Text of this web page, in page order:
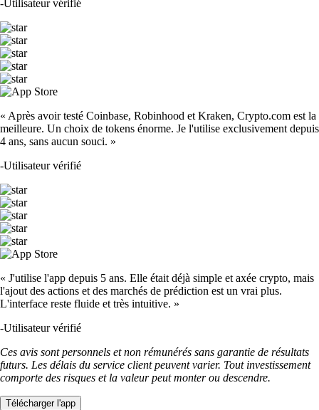
-Utilisateur vérifié
« Après avoir testé Coinbase, Robinhood et Kraken, Crypto.com est la
meilleure. Un choix de tokens énorme. Je l'utilise exclusivement depuis
4 ans, sans aucun souci. »
-Utilisateur vérifié
« J'utilise l'app depuis 5 ans. Elle était déjà simple et axée crypto, mais
l'ajout des actions et des marchés de prédiction est un vrai plus.
L'interface reste fluide et très intuitive. »
-Utilisateur vérifié
Ces avis sont personnels et non rémunérés sans garantie de résultats
futurs. Les délais du service client peuvent varier. Tout investissement
comporte des risques et la valeur peut monter ou descendre.
Télécharger l'app